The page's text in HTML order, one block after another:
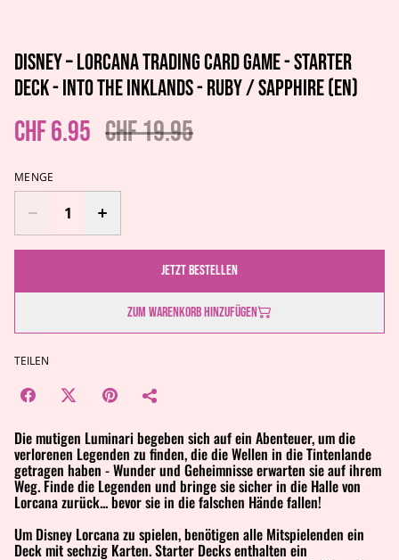
Disney – Lorcana Trading Card Game - Starter
Deck - Into the Inklands - Ruby / Sapphire (EN)
CHF 6.95 CHF 19.95
MENGE
Jetzt bestellen
Zum Warenkorb hinzufügen
TEILEN
Die mutigen Luminari begeben sich auf ein Abenteuer, um die
verlorenen Legenden zu finden, die die Wellen in die Tintenlande
getragen haben - Wunder und Geheimnisse erwarten sie auf ihrem
Weg. Finde die Legenden und bringe sie sicher in die Halle von
Lorcana zurück... bevor sie in die falschen Hände fallen!
Um Disney Lorcana zu spielen, benötigen alle Mitspielenden ein
Deck mit sechzig Karten. Starter Decks enthalten ein